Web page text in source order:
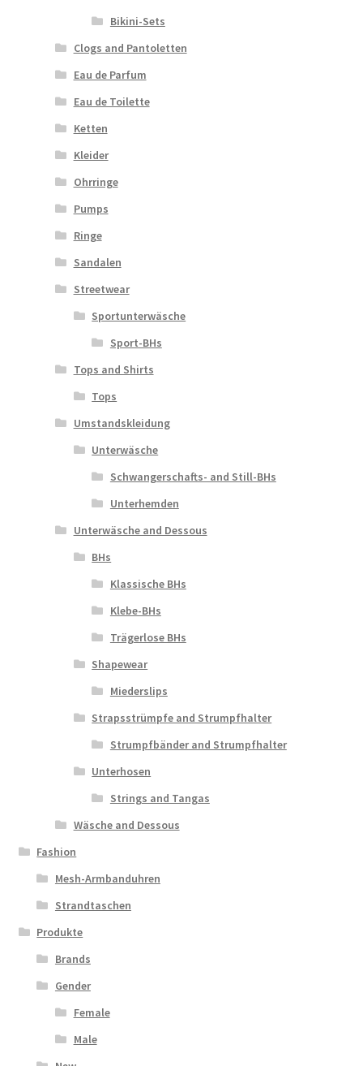
Bikini-Sets
Clogs and Pantoletten
Eau de Parfum
Eau de Toilette
Ketten
Kleider
Ohrringe
Pumps
Ringe
Sandalen
Streetwear
Sportunterwäsche
Sport-BHs
Tops and Shirts
Tops
Umstandskleidung
Unterwäsche
Schwangerschafts- and Still-BHs
Unterhemden
Unterwäsche and Dessous
BHs
Klassische BHs
Klebe-BHs
Trägerlose BHs
Shapewear
Miederslips
Strapsstrümpfe and Strumpfhalter
Strumpfbänder and Strumpfhalter
Unterhosen
Strings and Tangas
Wäsche and Dessous
Fashion
Mesh-Armbanduhren
Strandtaschen
Produkte
Brands
Gender
Female
Male